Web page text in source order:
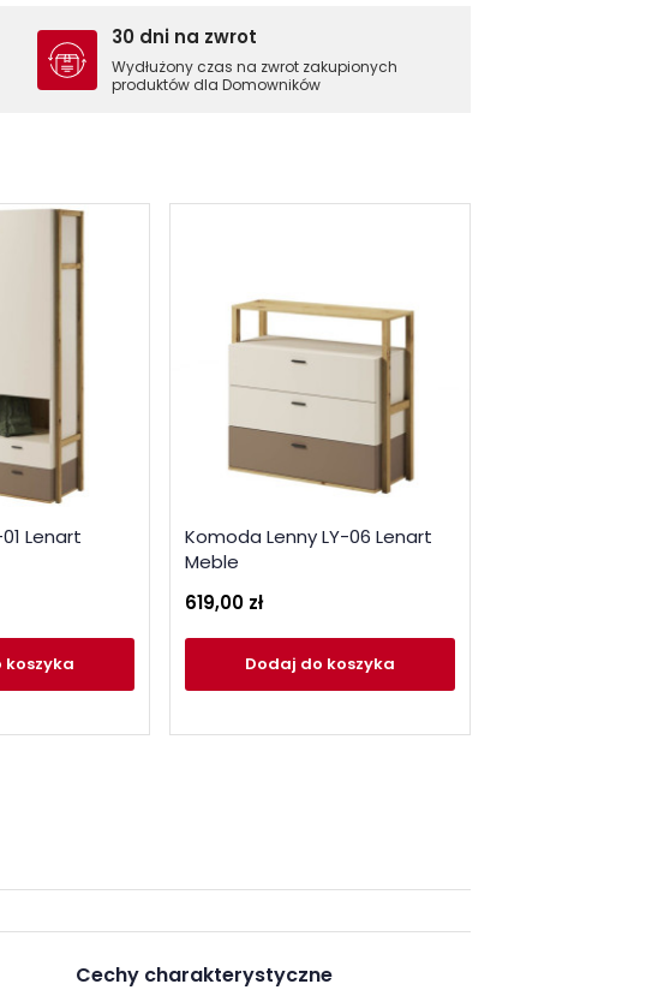
30 dni na zwrot
Wydłużony czas na zwrot zakupionych
produktów dla Domowników
Lenart
koszyka
Komoda Lenny LY-06 Lenart
Meble
619,00 zł
Dodaj do koszyka
Cechy charakterystyczne